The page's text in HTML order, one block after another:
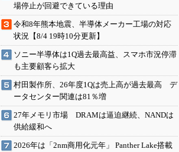
場停止が回避できている理由
令和8年熊本地震、半導体メーカー工場の対応
状況【8/4 19時10分更新】
ソニー半導体は1Q過去最高益、スマホ市況停滞
も主要顧客ら拡大
村田製作所、26年度1Qは売上高が過去最高 デ
ータセンター関連は81％増
27年メモリ市場 DRAMは逼迫継続、NANDは
供給緩和へ
2026年は「2nm商用化元年」 Panther Lake搭載